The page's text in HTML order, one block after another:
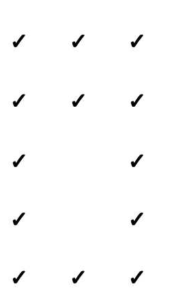
✓ ✓ ✓
✓ ✓ ✓
✓ ✓
✓ ✓
✓ ✓ ✓